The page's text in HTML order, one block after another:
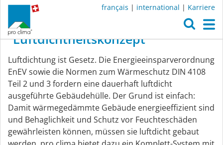
français | international | Karriere
Luftdichtheitskonzept
Luftdichtheitskonzept
Luftdichtung ist Gesetz. Die Energieeinsparverordnung
EnEV sowie die Normen zum Wärmeschutz DIN 4108
Teil 2 und 3 fordern eine dauerhaft luftdicht
ausgeführte Gebäudehülle. Der Grund ist einfach:
Damit wärmegedämmte Gebäude energieeffizient sind
und Behaglichkeit und Schutz vor Feuchteschäden
gewährleisten können, müssen sie luftdicht gebaut